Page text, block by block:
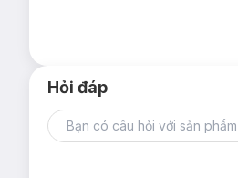
Hỏi đáp